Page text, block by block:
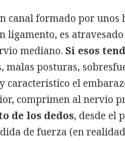
canal formado por unos
ligamento, es
mediano. Si esos
malas posturas,
característico el
comprimen al nervio
de los dedos, desde el
de fuerza (en